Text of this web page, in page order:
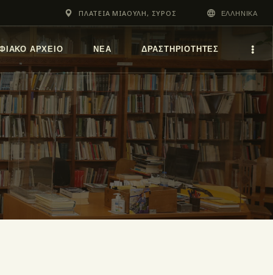
ΠΛΑΤΕΙΑ ΜΙΑΟΥΛΗ, ΣΥΡΟΣ ΕΛΛΗΝΙΚΆ
ΑΡΧΕΊΟ ΝΕΑ ΔΡΑΣΤΗΡΙΟΤΗΤΕΣ